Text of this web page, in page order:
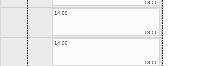
18:00
14:00
18:00
14:00
18:00